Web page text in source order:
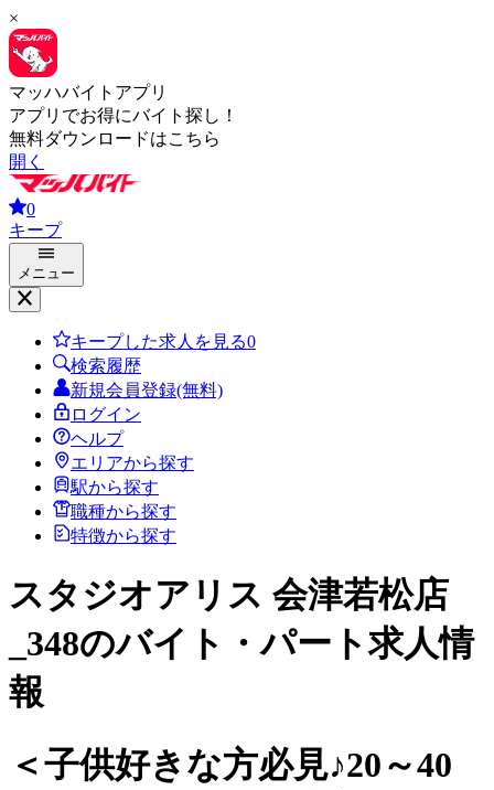
×
マッハバイトアプリ
アプリでお得にバイト探し！
無料ダウンロードはこちら
開く
0
キープ
メニュー
キープした求人を見る0
検索履歴
新規会員登録(無料)
ログイン
ヘルプ
エリアから探す
駅から探す
職種から探す
特徴から探す
スタジオアリス 会津若松店
_348のバイト・パート求人情
報
＜子供好きな方必見♪20～40